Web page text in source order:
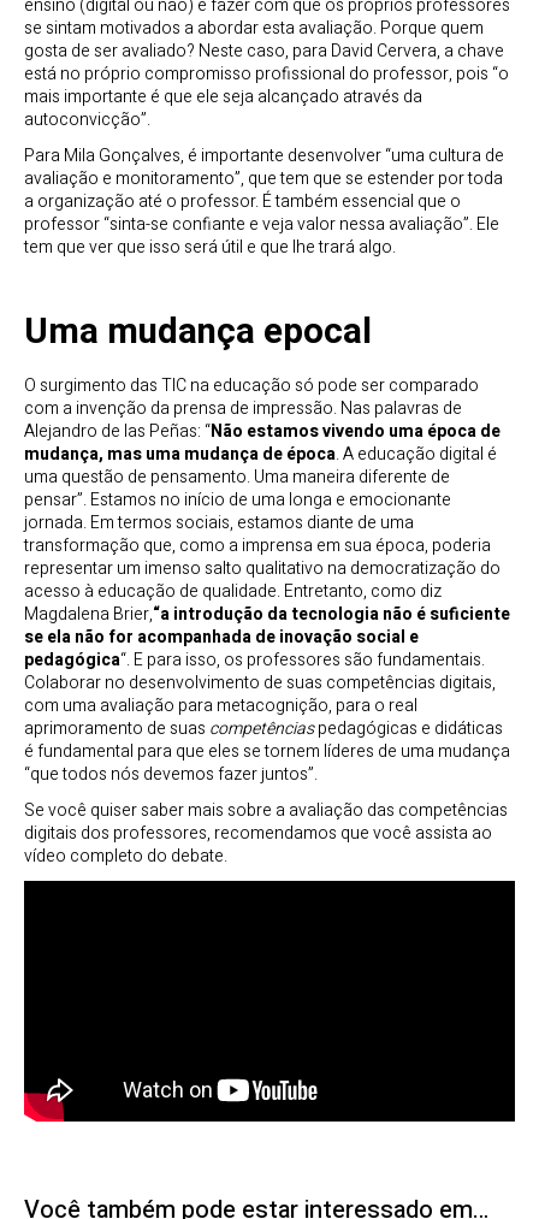
se sintam motivados a abordar esta avaliação. Porque quem
gosta de ser avaliado? Neste caso, para David Cervera, a chave
está no próprio compromisso profissional do professor, pois “o
mais importante é que ele seja alcançado através da
autoconvicção”.
Para Mila Gonçalves, é importante desenvolver “uma cultura de
avaliação e monitoramento”, que tem que se estender por toda
a organização até o professor. É também essencial que o
professor “sinta-se confiante e veja valor nessa avaliação”. Ele
tem que ver que isso será útil e que lhe trará algo.
Uma mudança epocal
O surgimento das TIC na educação só pode ser comparado
com a invenção da prensa de impressão. Nas palavras de
Alejandro de las Peñas: “Não estamos vivendo uma época de
mudança, mas uma mudança de época. A educação digital é
uma questão de pensamento. Uma maneira diferente de
pensar”. Estamos no início de uma longa e emocionante
jornada. Em termos sociais, estamos diante de uma
transformação que, como a imprensa em sua época, poderia
representar um imenso salto qualitativo na democratização do
acesso à educação de qualidade. Entretanto, como diz
Magdalena Brier,“a introdução da tecnologia não é suficiente
se ela não for acompanhada de inovação social e
pedagógica“. E para isso, os professores são fundamentais.
Colaborar no desenvolvimento de suas competências digitais,
com uma avaliação para metacognição, para o real
aprimoramento de suas competênciaspedagógicas e didáticas
é fundamental para que eles se tornem líderes de uma mudança
“que todos nós devemos fazer juntos”.
Se você quiser saber mais sobre a avaliação das competências
digitais dos professores, recomendamos que você assista ao
vídeo completo do debate.
Você também pode estar interessado em…